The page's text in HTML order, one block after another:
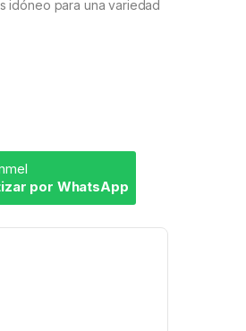
idóneo para una variedad
por WhatsApp